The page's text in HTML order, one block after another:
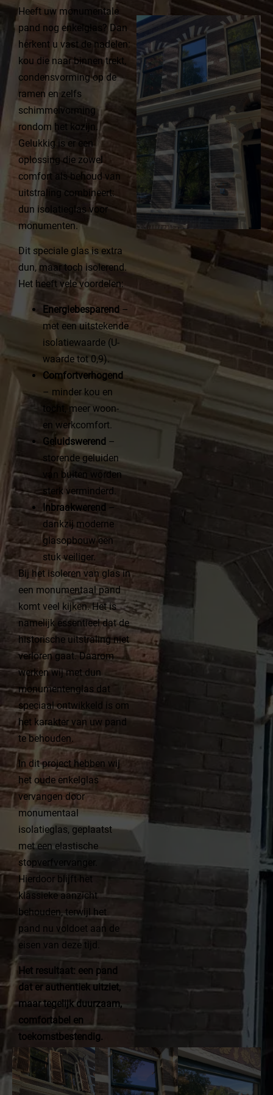
Heeft uw monumentale
pand nog enkelglas? Dan
herkent u vast de nadelen:
kou die naar binnen trekt,
condensvorming op de
ramen en zelfs
schimmelvorming
rondom het kozijn.
Gelukkig is er een
oplossing die zowel
comfort als behoud van
uitstraling combineert:
dun isolatieglas voor
monumenten.
Dit speciale glas is extra
dun, maar toch isolerend.
Het heeft vele voordelen:
Energiebesparend –
met een uitstekende
isolatiewaarde (U-
waarde tot 0,9).
Comfortverhogend
– minder kou en
tocht, meer woon-
en werkcomfort.
Geluidswerend –
storende geluiden
van buiten worden
sterk verminderd.
Inbraakwerend –
dankzij moderne
glasopbouw een
stuk veiliger.
Bij het isoleren van glas in
een monumentaal pand
komt veel kijken. Het is
namelijk essentieel dat de
historische uitstraling niet
verloren gaat. Daarom
werken wij met dun
monumentenglas dat
speciaal ontwikkeld is om
het karakter van uw pand
te behouden.
In dit project hebben wij
het oude enkelglas
vervangen door
monumentaal
isolatieglas, geplaatst
met een elastische
stopverfvervanger.
Hierdoor blijft het
klassieke aanzicht
behouden, terwijl het
pand nu voldoet aan de
eisen van deze tijd.
Het resultaat: een pand
dat er authentiek uitziet,
maar tegelijk duurzaam,
comfortabel en
toekomstbestendig.